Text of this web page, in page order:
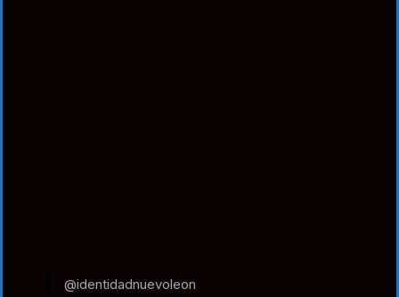
@identidadnuevoleon